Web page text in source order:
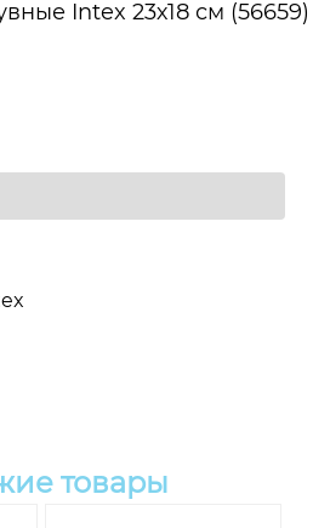
товары